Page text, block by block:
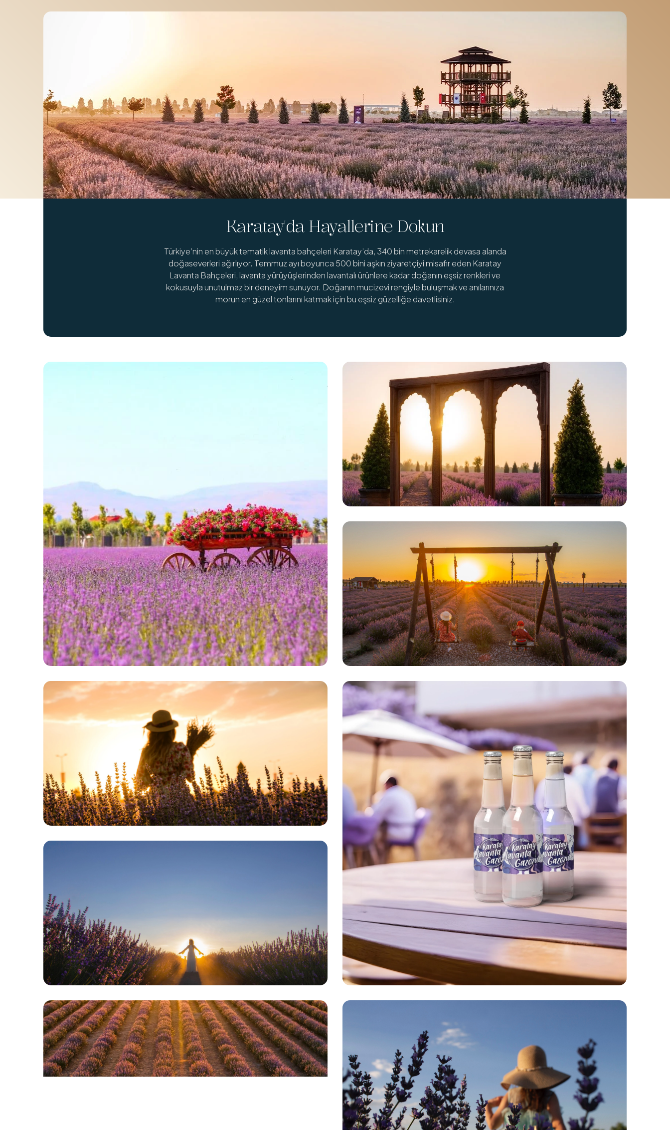
Karatay'da Hayallerine Dokun
Türkiye’nin en büyük tematik lavanta bahçeleri Karatay’da, 340 bin metrekarelik devasa alanda
doğaseverleri ağırlıyor. Temmuz ayı boyunca 500 bini aşkın ziyaretçiyi misafir eden Karatay
Lavanta Bahçeleri, lavanta yürüyüşlerinden lavantalı ürünlere kadar doğanın eşsiz renkleri ve
kokusuyla unutulmaz bir deneyim sunuyor. Doğanın mucizevi rengiyle buluşmak ve anılarınıza
morun en güzel tonlarını katmak için bu eşsiz güzelliğe davetlisiniz.